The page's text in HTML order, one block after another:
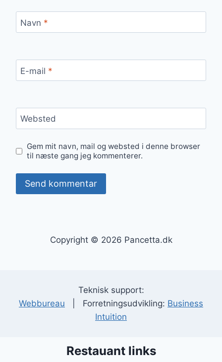
Navn *
E-mail *
Websted
Gem mit navn, mail og websted i denne browser
til næste gang jeg kommenterer.
Copyright © 2026 Pancetta.dk
Teknisk support:
Webbureau | Forretningsudvikling: Business
Intuition
Restauant links